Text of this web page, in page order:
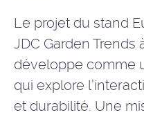
Le projet du stand
JDC Garden Trends
développe comme
qui explore
et durabilité. Une